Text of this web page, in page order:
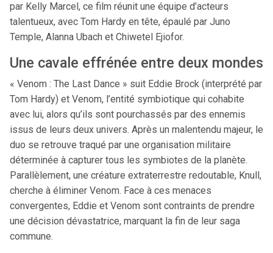
par Kelly Marcel, ce film réunit une équipe d’acteurs
talentueux, avec Tom Hardy en tête, épaulé par Juno
Temple, Alanna Ubach et Chiwetel Ejiofor.​
Une cavale effrénée entre deux mondes
« Venom : The Last Dance » suit Eddie Brock (interprété par
Tom Hardy) et Venom, l’entité symbiotique qui cohabite
avec lui, alors qu’ils sont pourchassés par des ennemis
issus de leurs deux univers. Après un malentendu majeur, le
duo se retrouve traqué par une organisation militaire
déterminée à capturer tous les symbiotes de la planète.
Parallèlement, une créature extraterrestre redoutable, Knull,
cherche à éliminer Venom. Face à ces menaces
convergentes, Eddie et Venom sont contraints de prendre
une décision dévastatrice, marquant la fin de leur saga
commune. ​